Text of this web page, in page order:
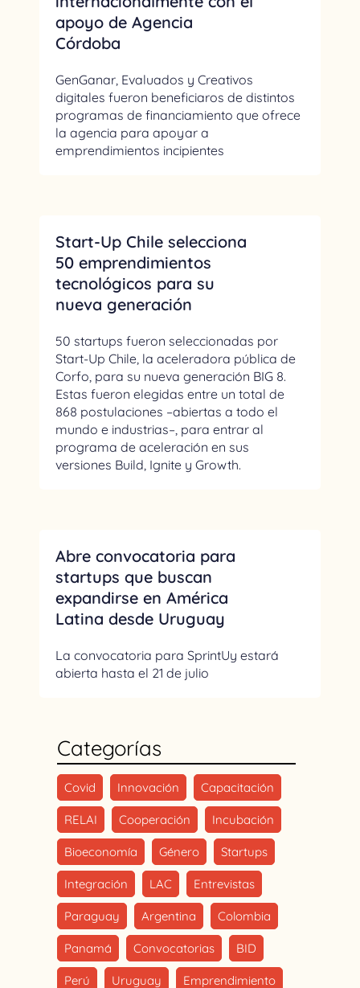
apoyo de Agencia
Córdoba
GenGanar, Evaluados y Creativos
digitales fueron beneficiaros de distintos
programas de financiamiento que ofrece
la agencia para apoyar a
emprendimientos incipientes
Start-Up Chile selecciona
50 emprendimientos
tecnológicos para su
nueva generación
50 startups fueron seleccionadas por
Start-Up Chile, la aceleradora pública de
Corfo, para su nueva generación BIG 8.
Estas fueron elegidas entre un total de
868 postulaciones –abiertas a todo el
mundo e industrias–, para entrar al
programa de aceleración en sus
versiones Build, Ignite y Growth.
Abre convocatoria para
startups que buscan
expandirse en América
Latina desde Uruguay
La convocatoria para SprintUy estará
abierta hasta el 21 de julio
Categorías
Covid Innovación Capacitación
RELAI Cooperación Incubación
Bioeconomía Género Startups
Integración LAC Entrevistas
Paraguay Argentina Colombia
Panamá Convocatorias BID
Perú Uruguay Emprendimiento